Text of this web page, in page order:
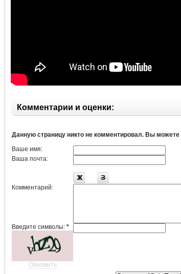
Комментарии и оценки:
Данную страницу никто не комментировал. Вы
Ваше имя:
Ваша почта:
Комментарий:
Введите символы:*
Обновить